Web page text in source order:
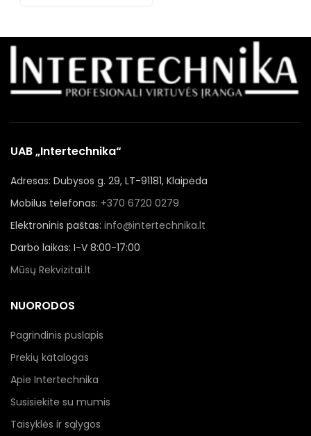
UAB „Intertechnika“
Adresas: Dubysos g. 29, LT-91181, Klaipėda
Mobilus telefonas: +370 6720 0279
Elektroninis paštas: info@intertechnika.lt
Darbo laikas: I-V 8:00-17:00
Mūsų Rekvizitai.lt
NUORODOS
Pagrindinis puslapis
Prekių katalogas
Apie Intertechnika
Susisiekite su mumis
Taisyklės ir sąlygos